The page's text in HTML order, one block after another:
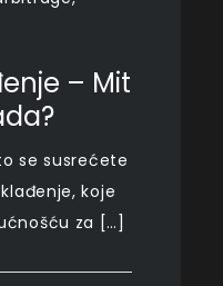
– Mit
se susrećete
koje
za […]